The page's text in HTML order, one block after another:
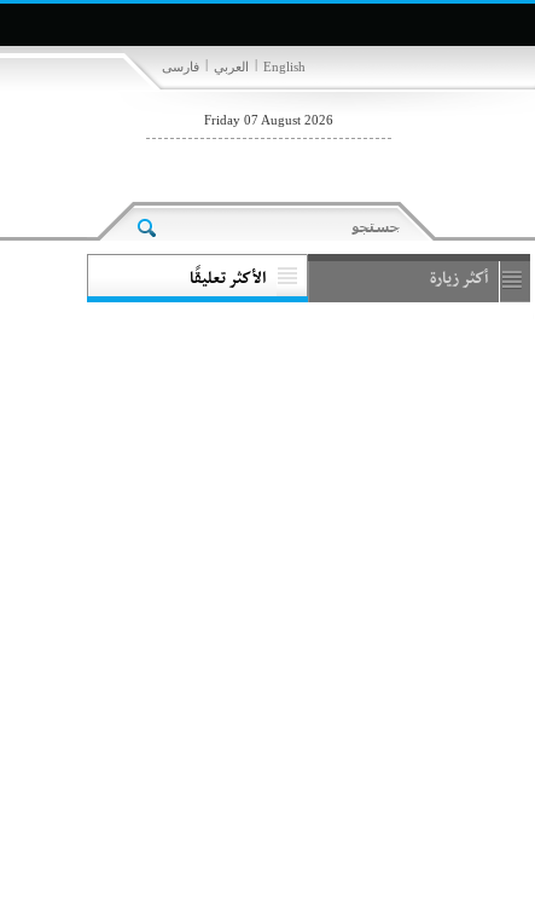
فارسی | العربي | English
Friday 07 August 2026
أكثر زيارة الأكثر تعليقًا